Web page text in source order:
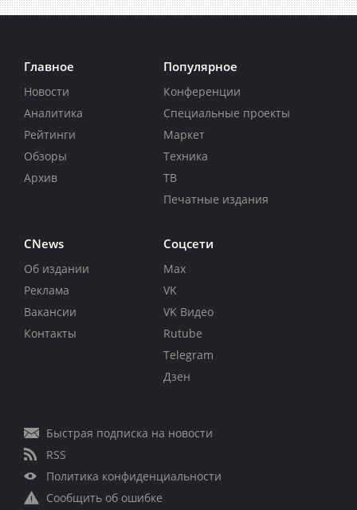
Главное
Новости
Аналитика
Рейтинги
Обзоры
Архив
Популярное
Конференции
Специальные проекты
Маркет
Техника
ТВ
Печатные издания
CNews
Об издании
Реклама
Вакансии
Контакты
Соцсети
Max
VK
VK Видео
Rutube
Telegram
Дзен
Быстрая подписка на новости
RSS
Политика конфиденциальности
Сообщить об ошибке